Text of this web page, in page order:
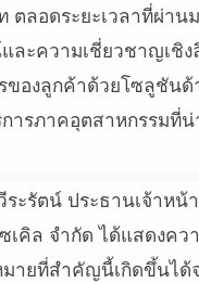
ตลอดระยะเวลาที่ผ่าน
ละความเชี่ยวชาญเชิง
ของลูกค้าด้วยโซลูชันด้
ารภาคอุตสาหกรรมที่
ะรัตน์ ประธานเจ้าหน้
เคิล จำกัด ได้แสดงค
ายที่สำคัญนี้เกิดขึ้นได้